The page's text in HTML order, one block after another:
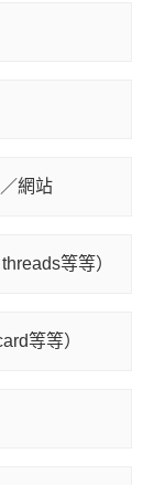
網站
等等）
等等）